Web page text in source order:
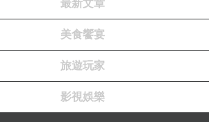
最新文章
美食饗宴
旅遊玩家
影視娛樂